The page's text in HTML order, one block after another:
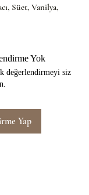
Süet, Vanilya,
Yok
değerlendirmeyi siz
Yap